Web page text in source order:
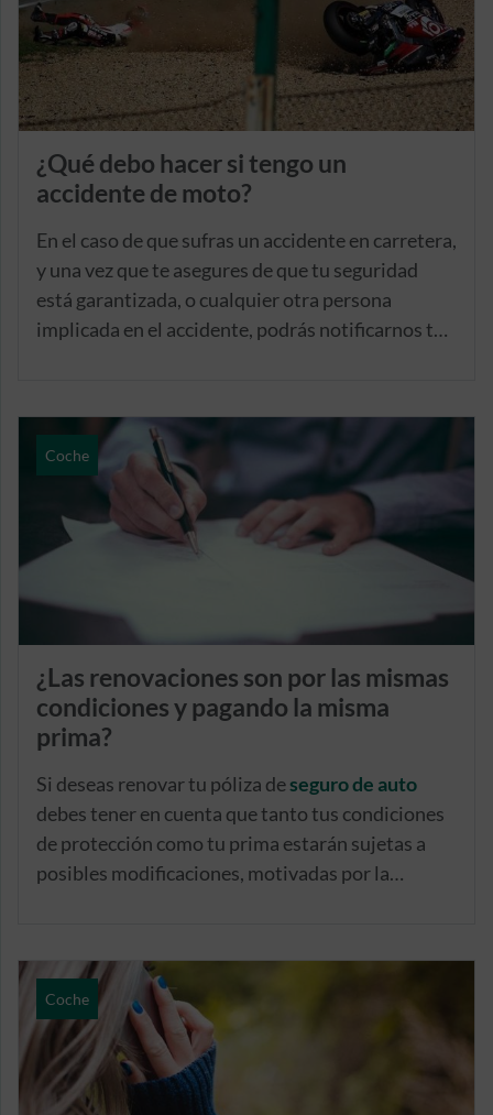
¿Qué debo hacer si tengo un
accidente de moto?
En el caso de que sufras un accidente en carretera,
y una vez que te asegures de que tu seguridad
está garantizada, o cualquier otra persona
implicada en el accidente, podrás notificarnos tu
Coche
¿Las renovaciones son por las mismas
condiciones y pagando la misma
prima?
Si deseas renovar tu póliza deseguro de auto
debes tener en cuenta que tanto tus condiciones
de protección como tu prima estarán sujetas a
posibles modificaciones, motivadas por la
vigencia de tu seguro.
Coche